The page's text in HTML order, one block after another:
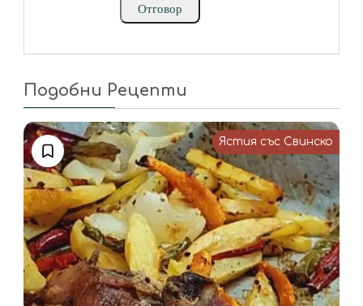
Отговор
Подобни Рецепти
Ястия със Свинско